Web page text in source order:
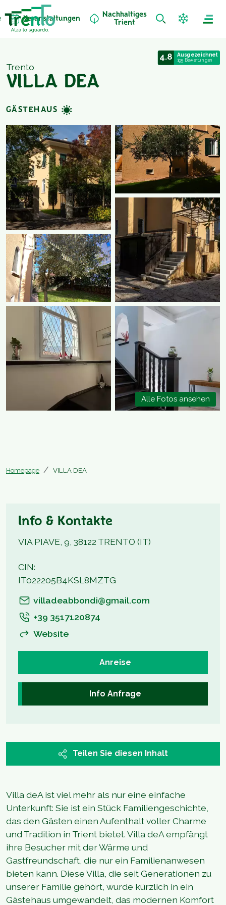
Veranstaltungen
Nachhaltiges
Trient
Trento
VILLA DEA
GÄSTEHAUS
4.8 Ausgezeichnet
195 Bewertungen
Alle Fotos ansehen
Homepage VILLA DEA
Villa deA ist viel mehr als nur eine einfache
Unterkunft: Sie ist ein Stück Familiengeschichte,
das den Gästen einen Aufenthalt voller Charme
und Tradition in Trient bietet. Villa deA empfängt
ihre Besucher mit der Wärme und
Gastfreundschaft, die nur ein Familienanwesen
bieten kann. Diese Villa, die seit Generationen zu
unserer Familie gehört, wurde kürzlich in ein
Gästehaus umgewandelt, das modernen Komfort
Info & Kontakte
VIA PIAVE, 9, 38122 TRENTO (IT)
CIN:
IT022205B4KSL8MZTG
villadeabbondi@gmail.com
+39 3517120874
Website
Anreise
Info Anfrage
Teilen Sie diesen Inhalt